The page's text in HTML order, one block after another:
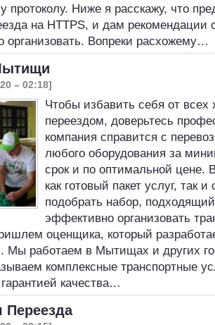
Ниже я расскажу, что
на HTTPS, и дам рекомендации
организовать. Вопреки расхожему…
– 02:18]
Чтобы избавить себя от всех
переездом, доверьтесь
компания справится с
любого оборудования за
срок и по оптимальной цене.
как готовый пакет услуг, так
подобрать набор,
эффективно организовать
оценщика, который
Мы работаем в Мытищах и других
комплексные транспортные
качества…
Переезда